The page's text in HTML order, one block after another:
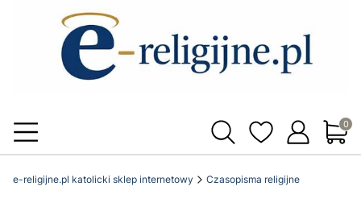
e-religijne.pl katolicki sklep internetowy Czasopisma religijne